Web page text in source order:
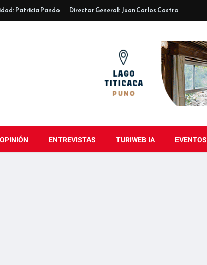
Patricia Pando Director General: Juan Carlos Castro
OPINIÓN ENTREVISTAS TURIWEB IA EVENTOS